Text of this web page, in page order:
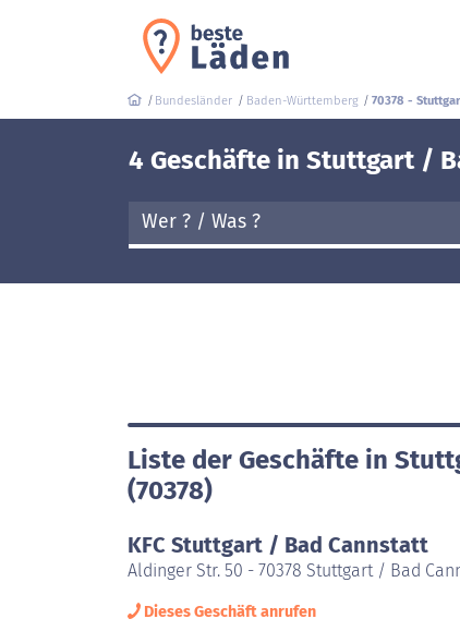
Bundesländer Baden-Württemberg 70378 -
4 Geschäfte in Stuttgart /
Liste der Geschäfte in
(70378)
KFC Stuttgart / Bad Cannstatt
Aldinger Str. 50 - 70378 Stuttgart / Bad
Dieses Geschäft anrufen